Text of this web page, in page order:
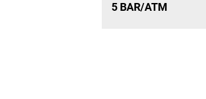
5 BAR/ATM